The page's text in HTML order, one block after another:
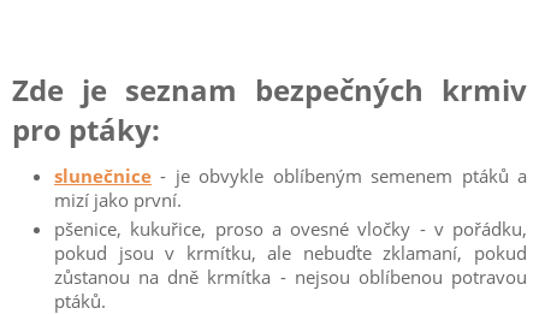
Zde je seznam bezpečných krmiv
pro ptáky:
slunečnice - je obvykle oblíbeným semenem ptáků a
mizí jako první.
pšenice, kukuřice, proso a ovesné vločky - v pořádku,
pokud jsou v krmítku, ale nebuďte zklamaní, pokud
zůstanou na dně krmítka - nejsou oblíbenou potravou
ptáků.